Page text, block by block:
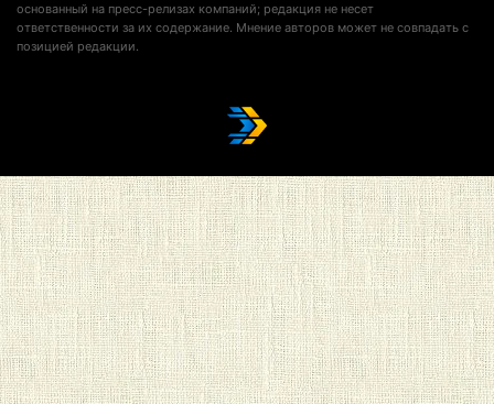
основанный на пресс-релизах компаний; редакция не несет
ответственности за их содержание. Мнение авторов может не совпадать с
позицией редакции.